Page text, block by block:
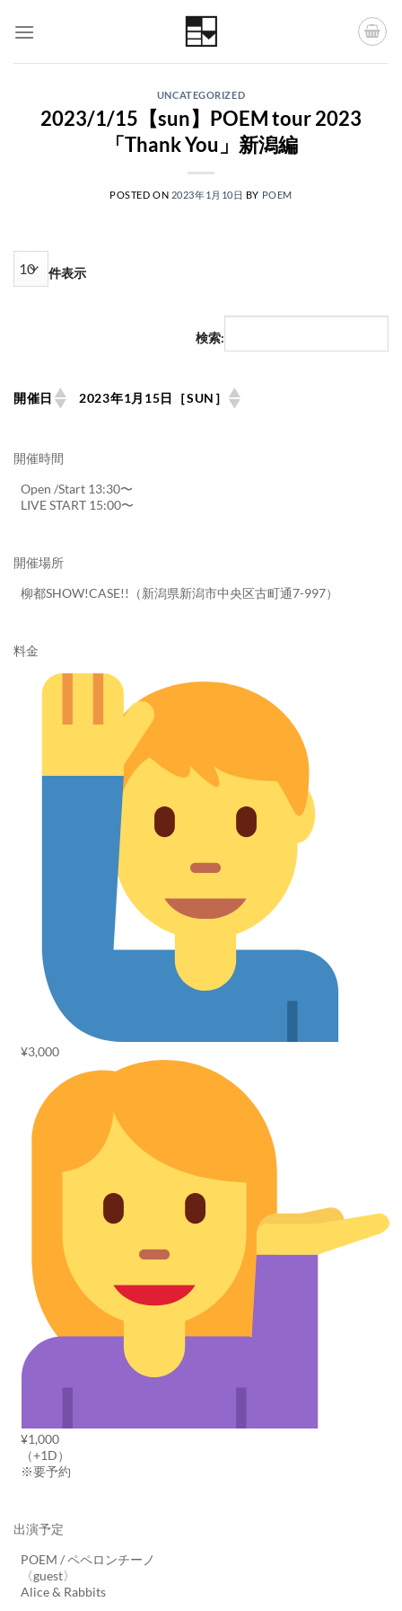
UNCATEGORIZED
2023/1/15【sun】POEM tour 2023
「Thank You」新潟編
POSTED ON 2023年1月10日 BY POEM
件表示
検索:
開催日 2023年1月15日［SUN］
開催時間
Open /Start 13:30〜
LIVE START 15:00〜
開催場所
柳都SHOW!CASE!!（新潟県新潟市中央区古町通7-997）
料金
¥3,000
¥1,000
（+1D）
※要予約
出演予定
POEM / ペペロンチーノ
〈guest〉
Alice & Rabbits